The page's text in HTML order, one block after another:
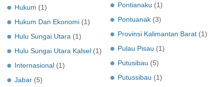
Hukum (1)
Hukum Dan Ekonomi (1)
Hulu Sungai Utara (1)
Hulu Sungai Utara Kalsel (1)
Internasional (1)
Jabar (5)
Pontianaku (1)
Pontuanak (3)
Provinsi Kalimantan Barat (1)
Pulau Pisau (1)
Putusibau (5)
Putussibau (1)